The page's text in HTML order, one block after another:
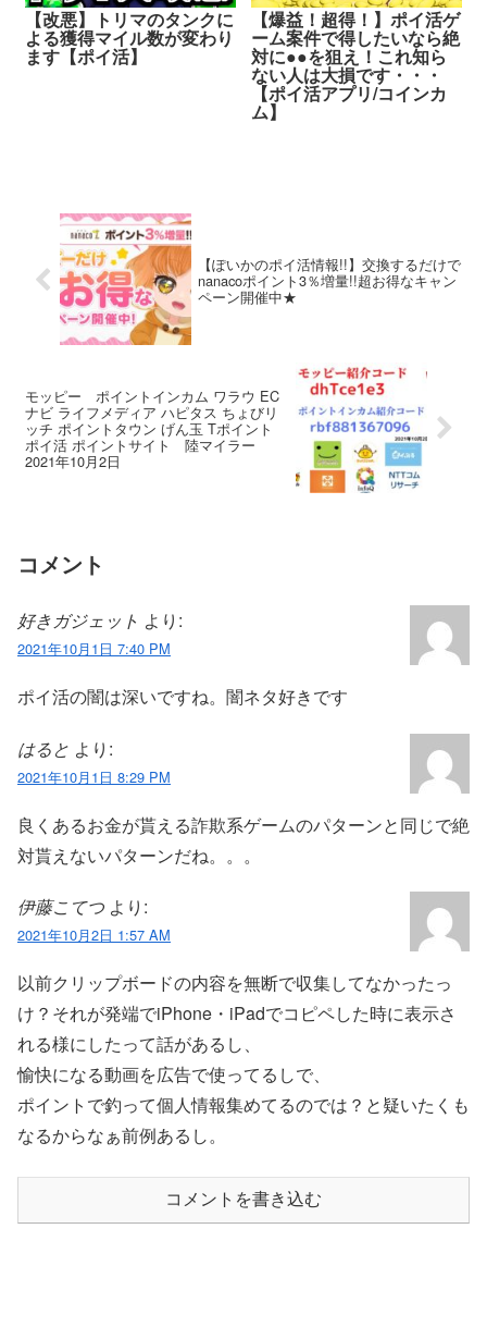
【改悪】トリマのタンクに
よる獲得マイル数が変わり
ます【ポイ活】
【爆益！超得！】ポイ活ゲ
ーム案件で得したいなら絶
対に●●を狙え！これ知ら
ない人は大損です・・・
【ポイ活アプリ/コインカ
ム】
【ぽいかのポイ活情報!!】交換するだけで
nanacoポイント3％増量!!超お得なキャン
ペーン開催中★
モッピー ポイントインカム ワラウ EC
ナビ ライフメディア ハピタス ちょびリ
ッチ ポイントタウン げん玉 Tポイント
ポイ活 ポイントサイト 陸マイラー
2021年10月2日
コメント
好きガジェット より:
2021年10月1日 7:40 PM
ポイ活の闇は深いですね。闇ネタ好きです
はると より:
2021年10月1日 8:29 PM
良くあるお金が貰える詐欺系ゲームのパターンと同じで絶
対貰えないパターンだね。。。
伊藤こてつ より:
2021年10月2日 1:57 AM
以前クリップボードの内容を無断で収集してなかったっ
け？それが発端でiPhone・iPadでコピペした時に表示さ
れる様にしたって話があるし、
愉快になる動画を広告で使ってるしで、
ポイントで釣って個人情報集めてるのでは？と疑いたくも
なるからなぁ前例あるし。
コメントを書き込む